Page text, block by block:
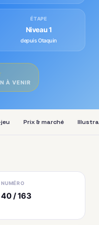
ÉTAPE
Niveau 1
depuis Otaquin
À VENIR
Prix & marché
NUMÉRO
40 / 163